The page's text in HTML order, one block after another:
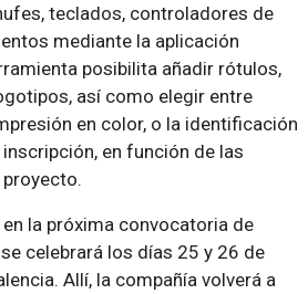
teclados, controladores de
mediante la aplicación
posibilita añadir rótulos,
así como elegir entre
en color, o la identificación
en función de las
la próxima convocatoria de
celebrará los días 25 y 26 de
Allí, la compañía volverá a